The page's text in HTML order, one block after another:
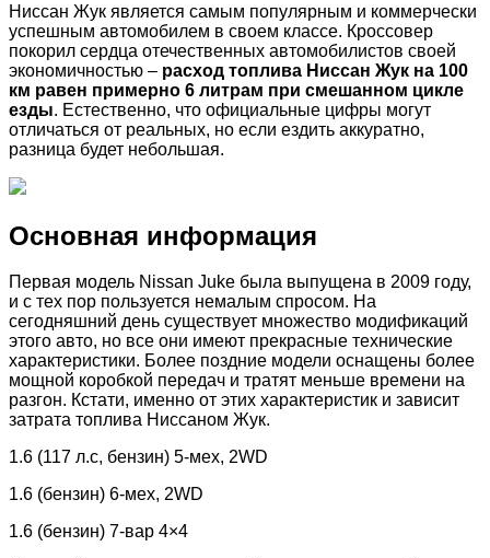
Ниссан Жук является самым популярным и коммерчески
успешным автомобилем в своем классе. Кроссовер
покорил сердца отечественных автомобилистов своей
экономичностью – расход топлива Ниссан Жук на 100
км равен примерно 6 литрам при смешанном цикле
езды. Естественно, что официальные цифры могут
отличаться от реальных, но если ездить аккуратно,
разница будет небольшая.
Основная информация
Первая модель Nissan Juke была выпущена в 2009 году,
и с тех пор пользуется немалым спросом. На
сегодняшний день существует множество модификаций
этого авто, но все они имеют прекрасные технические
характеристики. Более поздние модели оснащены более
мощной коробкой передач и тратят меньше времени на
разгон. Кстати, именно от этих характеристик и зависит
затрата топлива Ниссаном Жук.
1.6 (117 л.с, бензин) 5-мех, 2WD
1.6 (бензин) 6-мех, 2WD
1.6 (бензин) 7-вар 4×4